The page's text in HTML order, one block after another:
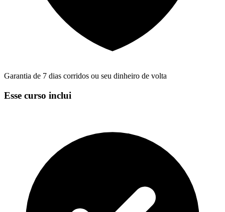
Garantia de 7 dias corridos ou seu dinheiro de volta
Esse curso inclui